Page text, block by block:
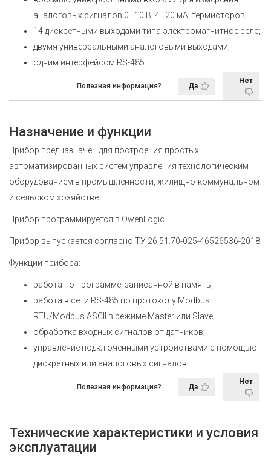
аналоговых сигналов 0…10 В, 4…20 мА, термисторов;
14 дискретными выходами типа электромагнитное реле;
двумя универсальными аналоговыми выходами;
одним интерфейсом RS-485.
Полезная информация? Да
Нет
Назначение и функции
Прибор предназначен для построения простых
автоматизированных систем управления технологическим
оборудованием в промышленности, жилищно-коммунальном
и сельском хозяйстве.
Прибор программируется в OwenLogic.
Прибор выпускается согласно ТУ 26.51.70-025-46526536-2018.
Функции прибора:
работа по программе, записанной в память;
работа в сети RS-485 по протоколу Modbus
RTU/Modbus ASCII в режиме Master или Slave;
обработка входных сигналов от датчиков;
управление подключенными устройствами с помощью
дискретных или аналоговых сигналов.
Полезная информация? Да
Нет
Технические характеристики и условия
эксплуатации